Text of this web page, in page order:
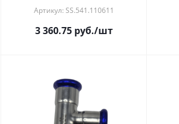
Артикул: SS.541.110611
3 360.75 руб./шт